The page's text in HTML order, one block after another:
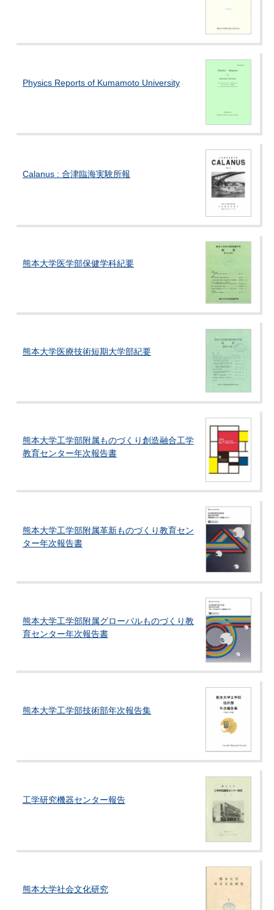
Physics Reports of Kumamoto University
Calanus : 合津臨海実験所報
熊本大学医学部保健学科紀要
熊本大学医療技術短期大学部紀要
熊本大学工学部附属ものづくり創造融合工学
教育センター年次報告書
熊本大学工学部附属革新ものづくり教育セン
ター年次報告書
熊本大学工学部附属グローバルものづくり教
育センター年次報告書
熊本大学工学部技術部年次報告集
工学研究機器センター報告
熊本大学社会文化研究